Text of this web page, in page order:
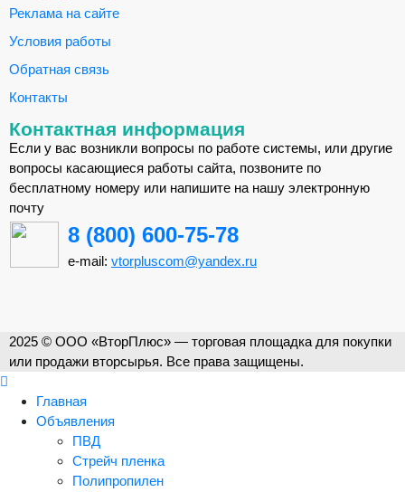
Реклама на сайте
Условия работы
Обратная связь
Контакты
Контактная информация
Если у вас возникли вопросы по работе системы, или другие
вопросы касающиеся работы сайта, позвоните по
бесплатному номеру или напишите на нашу электронную
почту
8 (800) 600-75-78
e-mail: vtorpluscom@yandex.ru
2025 © ООО «ВторПлюс» — торговая площадка для покупки
или продажи вторсырья. Все права защищены.
Главная
Объявления
ПВД
Стрейч пленка
Полипропилен